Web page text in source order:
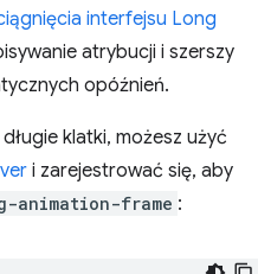
interfejsu Long
atrybucji i szerszy
opóźnień.
klatki, możesz użyć
i zarejestrować się, aby
animation-frame :